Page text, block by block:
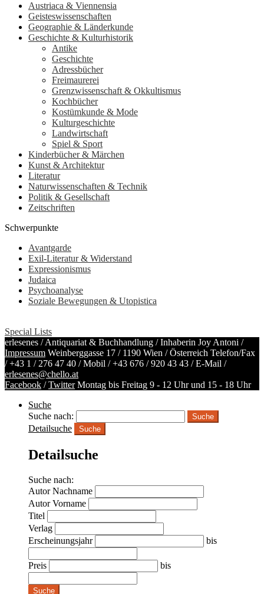
Austriaca & Viennensia
Geisteswissenschaften
Geographie & Länderkunde
Geschichte & Kulturhistorik
Antike
Geschichte
Adressbücher
Freimaurerei
Grenzwissenschaft & Okkultismus
Kochbücher
Kostümkunde & Mode
Kulturgeschichte
Landwirtschaft
Spiel & Sport
Kinderbücher & Märchen
Kunst & Architektur
Literatur
Naturwissenschaften & Technik
Politik & Gesellschaft
Zeitschriften
Schwerpunkte
Avantgarde
Exil-Literatur & Widerstand
Expressionismus
Judaica
Psychoanalyse
Soziale Bewegungen & Utopistica
Special Lists
erlesenes / Antiquariat & Buchhandlung / Inhaberin Joy Antoni /
Impressum Weinberggasse 17 / 1190 Wien / Österreich Telefon/Fax
/+43 1 / 276 47 40 / Mobil /+43 676 / 920 43 43 / E-Mail /
erlesenes@chello.at
Facebook /Twitter Montag bis Freitag 9 - 12 Uhr und 15 - 18 Uhr
Suche
Suche nach:
Detailsuche
Suche
Detailsuche
Suche nach:
Autor Nachname
Autor Vorname
Titel
Verlag
Erscheinungsjahr
bis
Preis bis
Suche